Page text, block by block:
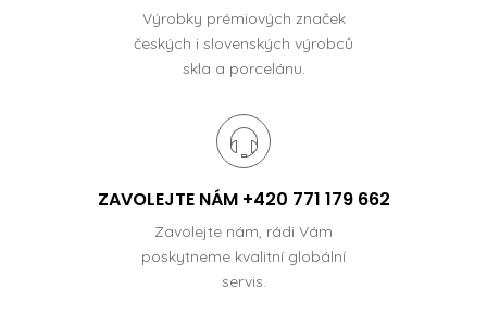
Výrobky prémiových značek
českých i slovenských výrobců
skla a porcelánu.
ZAVOLEJTE NÁM +420 771 179 662
Zavolejte nám, rádi Vám
poskytneme kvalitní globální
servis.